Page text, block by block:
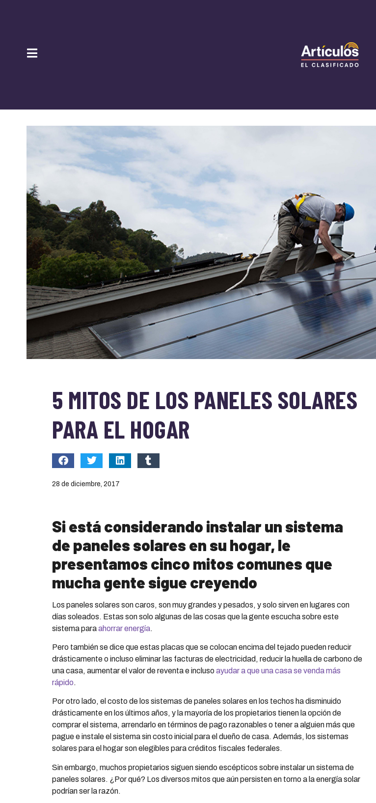
5 MITOS DE LOS PANELES SOLARES
PARA EL HOGAR
28 de diciembre, 2017
Si está considerando instalar un sistema
de paneles solares en su hogar, le
presentamos cinco mitos comunes que
mucha gente sigue creyendo
Los paneles solares son caros, son muy grandes y pesados, y solo sirven en lugares con
días soleados. Estas son solo algunas de las cosas que la gente escucha sobre este
sistema paraahorrar energía.
Pero también se dice que estas placas que se colocan encima del tejado pueden reducir
drásticamente o incluso eliminar las facturas de electricidad, reducir la huella de carbono de
una casa, aumentar el valor de reventa e inclusoayudar a que una casa se venda más
rápido.
Por otro lado, el costo de los sistemas de paneles solares en los techos ha disminuido
drásticamente en los últimos años, y la mayoría de los propietarios tienen la opción de
comprar el sistema, arrendarlo en términos de pago razonables o tener a alguien más que
pague e instale el sistema sin costo inicial para el dueño de casa. Además, los sistemas
solares para el hogar son elegibles para créditos fiscales federales.
Sin embargo, muchos propietarios siguen siendo escépticos sobre instalar un sistema de
paneles solares. ¿Por qué? Los diversos mitos que aún persisten en torno a la energía solar
podrían ser la razón.